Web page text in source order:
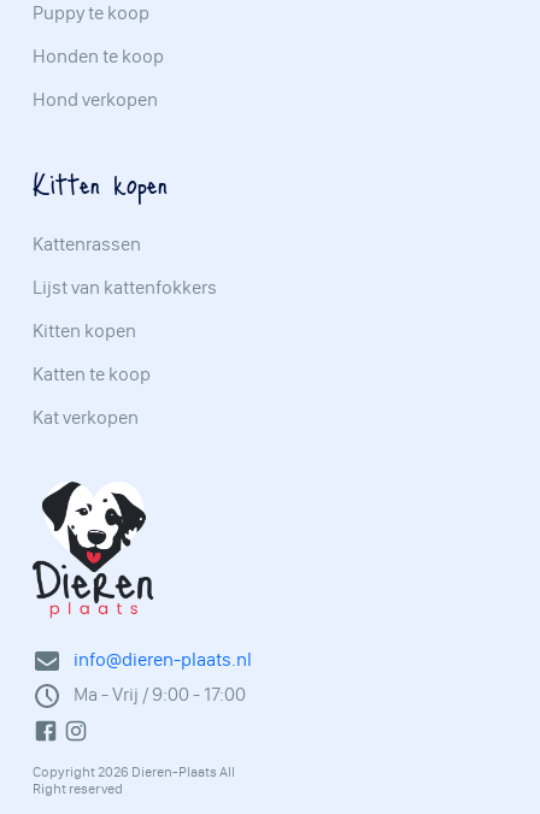
info@dieren-plaats.nl
Ma - Vrij / 9:00 - 17:00
Copyright 2026 Dieren-Plaats All
Right reserved
Puppy te koop
Honden te koop
Hond verkopen
Kitten kopen
Kattenrassen
Lijst van kattenfokkers
Kitten kopen
Katten te koop
Kat verkopen